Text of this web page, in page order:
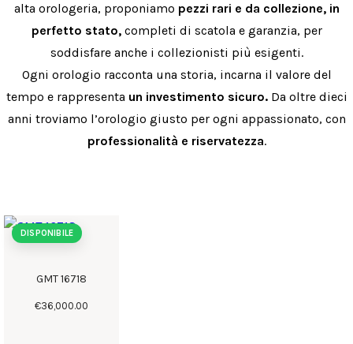
alta orologeria, proponiamo pezzi rari e da collezione, in
perfetto stato,completi di scatola e garanzia, per
soddisfare anche i collezionisti più esigenti.
Ogni orologio racconta una storia, incarna il valore del
tempo e rappresenta un investimento sicuro.Da oltre dieci
anni troviamo l’orologio giusto per ogni appassionato, con
professionalità e riservatezza.
DISPONIBILE
GMT 16718
€36,000.00